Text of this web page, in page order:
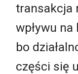
transakcja
wpływu
bo
części się